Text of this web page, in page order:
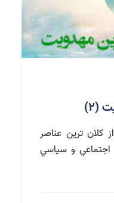
(2)
كلان ترين عناصر
و سياسي